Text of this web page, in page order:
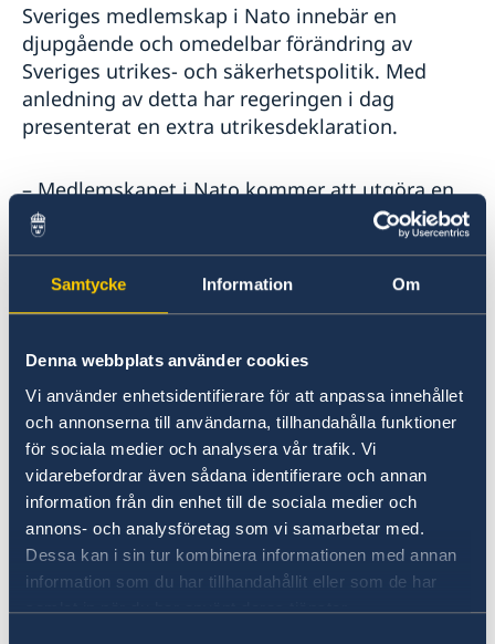
Samtycke Information Om
Denna webbplats använder cookies
Vi använder enhetsidentifierare för att anpassa innehållet
och annonserna till användarna, tillhandahålla funktioner
för sociala medier och analysera vår trafik. Vi
vidarebefordrar även sådana identifierare och annan
information från din enhet till de sociala medier och
annons- och analysföretag som vi samarbetar med.
Dessa kan i sin tur kombinera informationen med annan
information som du har tillhandahållit eller som de har
samlat in när du har använt deras tjänster.
Sveriges medlemskap i Nato innebär en
djupgående och omedelbar förändring av
Sveriges utrikes- och säkerhetspolitik. Med
anledning av detta har regeringen i dag
presenterat en extra utrikesdeklaration.
– Medlemskapet i Nato kommer att utgöra en
grundsten i Sveriges utrikes- och
säkerhetspolitik. Sverige ska vara en trovärdig,
pålitlig och solidarisk allierad, säger
utrikesminister Tobias Billström.
Som medlem i Nato kommer Sverige att
engagera sig i alla Natos kärnuppgifter:
avskräckning och kollektivt försvar,
krishantering och säkerhetssamarbeten.
– Vi ska fortsätta främja grundvärden i svensk
utrikes- och säkerhetspolitik vilket innebär att
vi ska stå upp för folkrätten, mänskliga
rättigheter och jämställdhet, och vara en stark
röst för rustningskontroll, nedrustning och